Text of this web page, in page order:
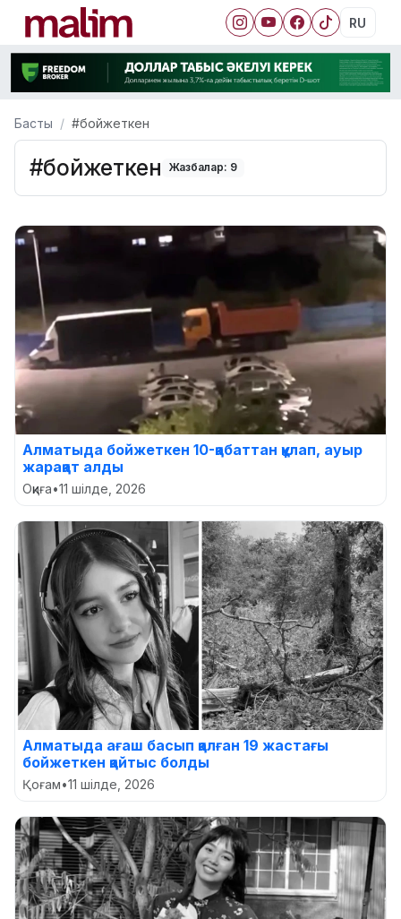
RU
Басты #бойжеткен
#бойжеткен Жазбалар: 9
Алматыда бойжеткен 10-қабаттан құлап, ауыр
жарақат алды
Оқиға•11 шілде, 2026
Алматыда ағаш басып қалған 19 жастағы
бойжеткен қайтыс болды
Қоғам•11 шілде, 2026